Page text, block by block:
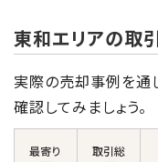
東和エリアの取
実際の売却事例を通
確認してみましょう。
最寄り
取引総